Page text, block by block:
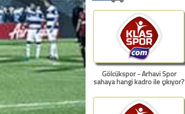
Gölcükspor - Arhavi Spor
sahaya hangi kadro ile çıkıyor?